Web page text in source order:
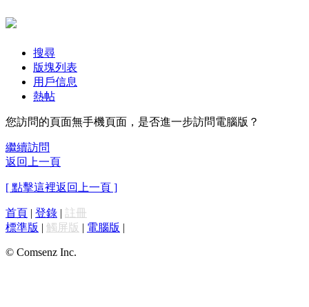
搜尋
版塊列表
用戶信息
熱帖
您訪問的頁面無手機頁面，是否進一步訪問電腦版？
繼續訪問
返回上一頁
[ 點擊這裡返回上一頁 ]
首頁 | 登錄 | 註冊
標準版 | 觸屏版 | 電腦版 |
© Comsenz Inc.